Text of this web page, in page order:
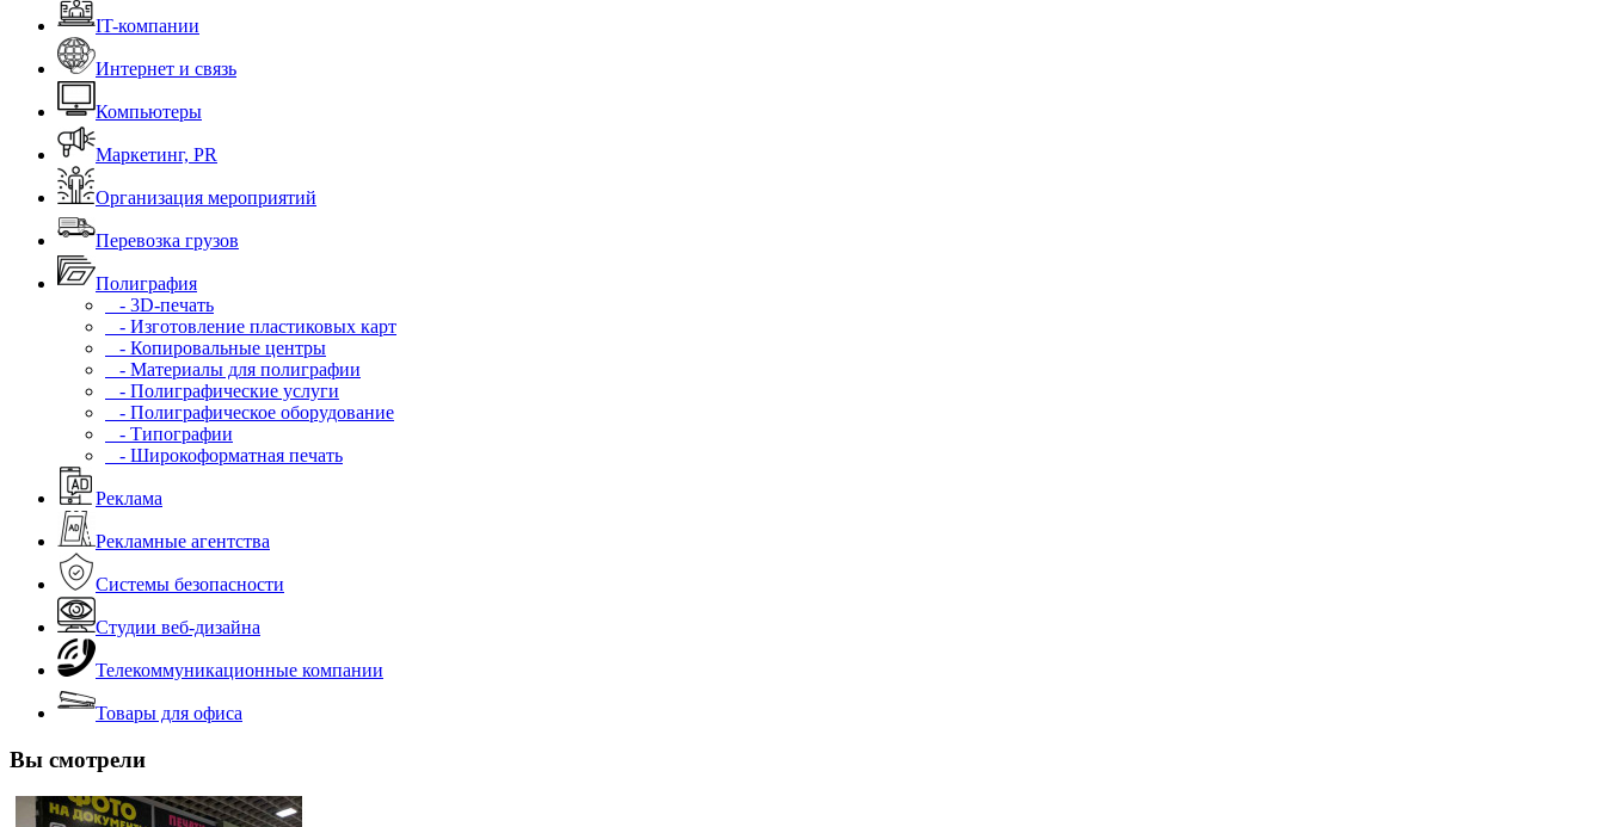
IT-компании
Интернет и связь
Компьютеры
Маркетинг, PR
Организация мероприятий
Перевозка грузов
Полиграфия
- 3D-печать
- Изготовление пластиковых карт
- Копировальные центры
- Материалы для полиграфии
- Полиграфические услуги
- Полиграфическое оборудование
- Типографии
- Широкоформатная печать
Реклама
Рекламные агентства
Системы безопасности
Студии веб-дизайна
Телекоммуникационные компании
Товары для офиса
Вы смотрели